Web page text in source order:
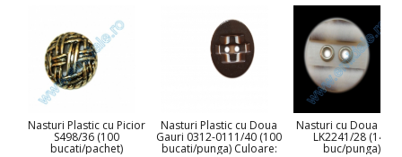
Nasturi Plastic cu Picior
S498/36 (100
bucati/pachet)
Nasturi Plastic cu Doua
Gauri 0312-0111/40 (100
bucati/punga) Culoare:
Nasturi cu Doua
LK2241/28 (144
buc/punga)